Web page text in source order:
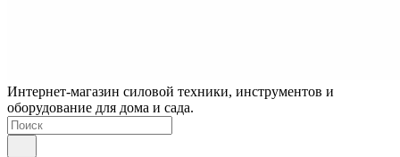
Интернет-магазин силовой техники, инструментов и
оборудование для дома и сада.